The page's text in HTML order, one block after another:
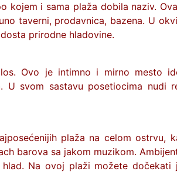
kojem i sama plaža dobila naziv.
taverni, prodavnica, bazena. U
prirodne hladovine.
Ovo je intimno i mirno mesto
svom sastavu posetiocima nudi
plaža na celom ostrvu,
barova sa jakom muzikom.
Na ovoj plaži možete dočekati